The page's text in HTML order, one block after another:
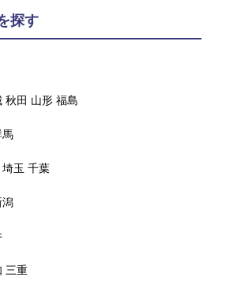
探す
秋田 山形 福島
馬
埼玉 千葉
潟
三重